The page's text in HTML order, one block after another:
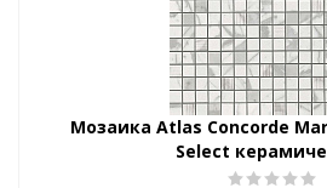
Мозаика Atlas Concorde
Select